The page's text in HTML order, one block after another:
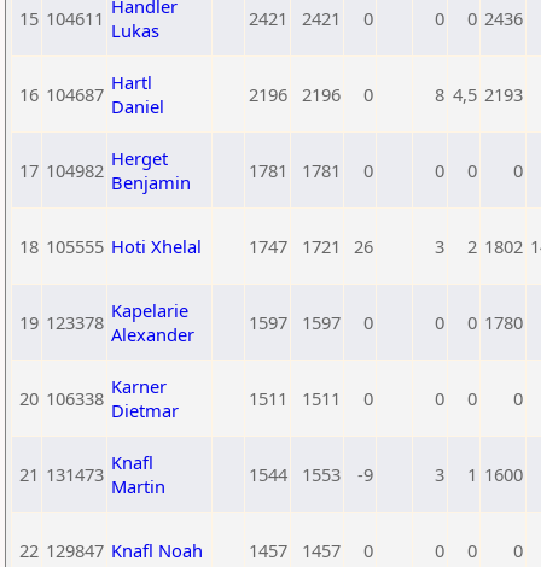
15 104611 Handler
Lukas
2421 2421 0 0 0 2436
16 104687 Hartl
Daniel
2196 2196 0 8 4,5 2193
17 104982 Herget
Benjamin
1781 1781 0 0 0 0
18 105555 Hoti Xhelal 1747 1721 26 3 2 1802
19 123378 Kapelarie
Alexander
1597 1597 0 0 0 1780
20 106338 Karner
Dietmar
1511 1511 0 0 0 0
21 131473 Knafl
Martin
1544 1553 -9 3 1 1600
22 129847 Knafl Noah 1457 1457 0 0 0 0